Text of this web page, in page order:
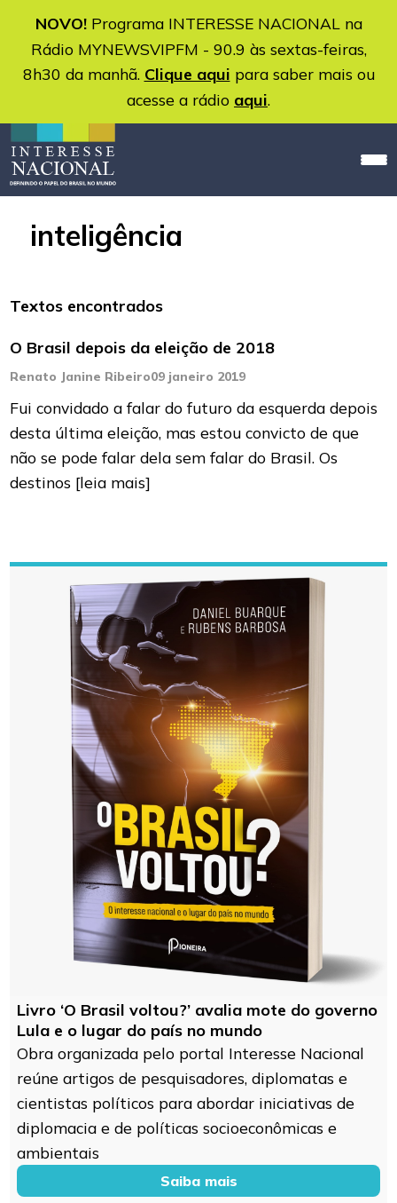
NOVO!Programa INTERESSE NACIONAL na
Rádio MYNEWSVIPFM - 90.9 às sextas-feiras,
8h30 da manhã. Clique aqui para saber mais ou
acesse a rádio aqui.
inteligência
Textos encontrados
O Brasil depois da eleição de 2018
Renato Janine Ribeiro09 janeiro 2019
Fui convidado a falar do futuro da esquerda depois
desta última eleição, mas estou convicto de que
não se pode falar dela sem falar do Brasil. Os
destinos [leia mais]
Livro ‘O Brasil voltou?’ avalia mote do governo
Lula e o lugar do país no mundo
Obra organizada pelo portal Interesse Nacional
reúne artigos de pesquisadores, diplomatas e
cientistas políticos para abordar iniciativas de
diplomacia e de políticas socioeconômicas e
ambientais
Saiba mais